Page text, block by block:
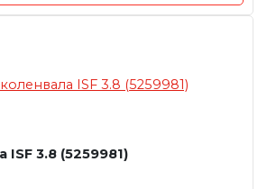
ISF 3.8 (5259981)